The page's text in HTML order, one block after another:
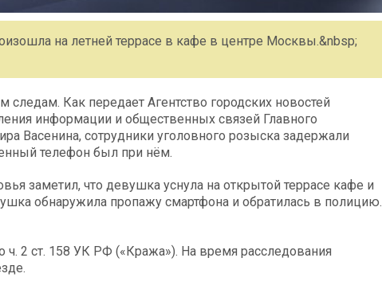
на летней террасе в кафе в центре Москвы.&nbsp;
Как передает Агентство городских новостей
информации и общественных связей Главного
Васенина, сотрудники уголовного розыска задержали
телефон был при нём.
заметил, что девушка уснула на открытой террасе кафе и
обнаружила пропажу смартфона и обратилась в полицию.
ч. 2 ст. 158 УК РФ («Кража»). На время расследования